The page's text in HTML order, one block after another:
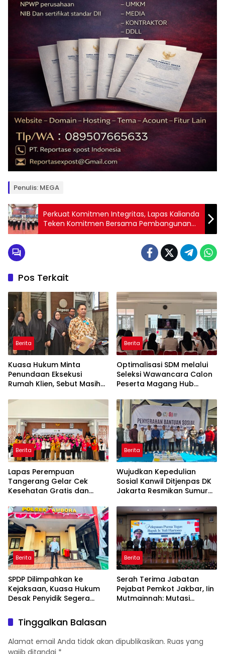
Penulis: MEGA
Perkuat Komitmen Integritas, Lapas Kalianda
Teken Komitmen Bersama Pembangunan
Zona Integritas.
Pos Terkait
Berita
Kuasa Hukum Minta
Penundaan Eksekusi
Rumah Klien, Sebut Masih
Hukum yang Berjalan
Berita
Optimalisasi SDM melalui
Seleksi Wawancara Calon
Peserta Magang Hub
2026
Berita
Lapas Perempuan
Tangerang Gelar Cek
Kesehatan Gratis dan
DNA bagi Petugas dan
Warga Binaan
Berita
Wujudkan Kepedulian
Sosial Kanwil Ditjenpas DK
Jakarta Resmikan Sumur
Berita
SPDP Dilimpahkan ke
Kejaksaan, Kuasa Hukum
Desak Penyidik Segera
Pengeroyokan
Berita
Serah Terima Jabatan
Pejabat Pemkot Jakbar, Iin
Mutmainnah: Mutasi
Tinggalkan Balasan
Alamat email Anda tidak akan dipublikasikan. Ruas yang